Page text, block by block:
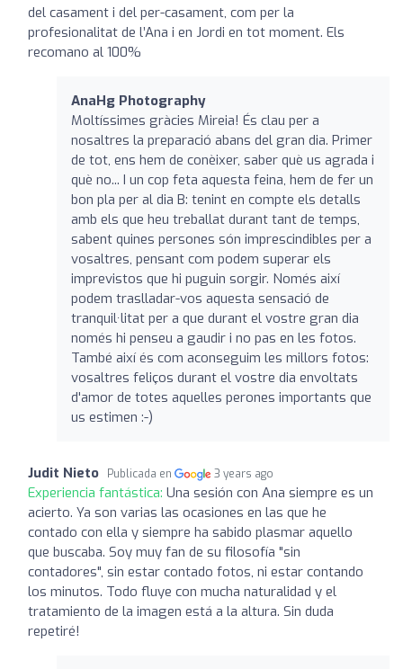
del casament i del per-casament, com per la
profesionalitat de l’Ana i en Jordi en tot moment. Els
recomano al 100%
AnaHg Photography
Moltíssimes gràcies Mireia! És clau per a
nosaltres la preparació abans del gran dia. Primer
de tot, ens hem de conèixer, saber què us agrada i
què no... I un cop feta aquesta feina, hem de fer un
bon pla per al dia B: tenint en compte els detalls
amb els que heu treballat durant tant de temps,
sabent quines persones són imprescindibles per a
vosaltres, pensant com podem superar els
imprevistos que hi puguin sorgir. Només així
podem traslladar-vos aquesta sensació de
tranquil·litat per a que durant el vostre gran dia
només hi penseu a gaudir i no pas en les fotos.
També així és com aconseguim les millors fotos:
vosaltres feliços durant el vostre dia envoltats
d'amor de totes aquelles perones importants que
us estimen :-)
Judit Nieto Publicada en 3 years ago
Experiencia fantástica: Una sesión con Ana siempre es un
acierto. Ya son varias las ocasiones en las que he
contado con ella y siempre ha sabido plasmar aquello
que buscaba. Soy muy fan de su filosofía "sin
contadores", sin estar contado fotos, ni estar contando
los minutos. Todo fluye con mucha naturalidad y el
tratamiento de la imagen está a la altura. Sin duda
repetiré!